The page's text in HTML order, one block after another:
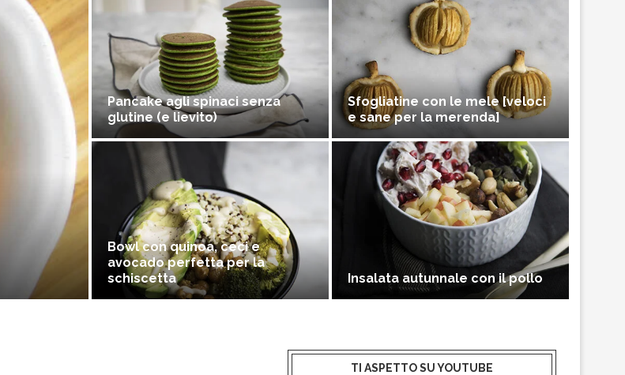
Pancake agli spinaci senza
glutine (e lievito)
Bowl con quinoa, ceci e
avocado perfetta per la
schiscetta
Sfogliatine con le mele [veloci
e sane per la merenda]
Insalata autunnale con il pollo
TI ASPETTO SU YOUTUBE